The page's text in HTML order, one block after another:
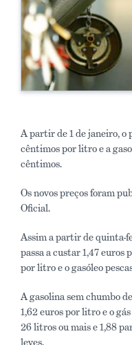
A partir de 1 de janeiro, o
cêntimos por litro e a
cêntimos.
Os novos preços foram
Oficial.
Assim a partir de quinta-
passa a custar 1,47 euros
por litro e o gasóleo
A gasolina sem chumbo
1,62 euros por litro e o
26 litros ou mais e 1,88
leves.